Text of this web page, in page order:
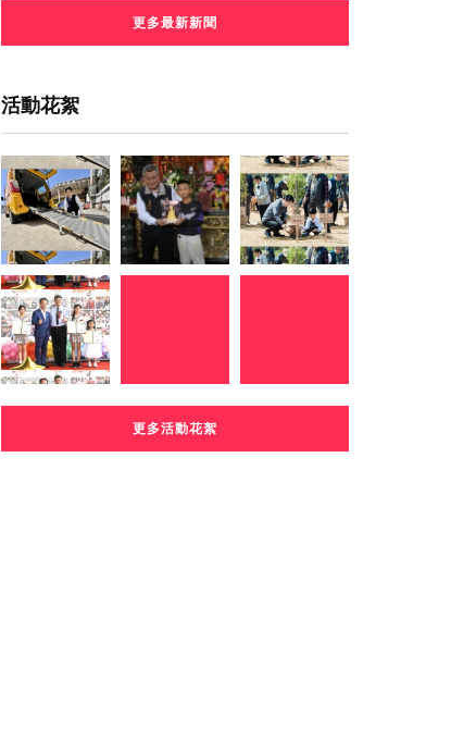
更多最新新聞
活動花絮
更多活動花絮